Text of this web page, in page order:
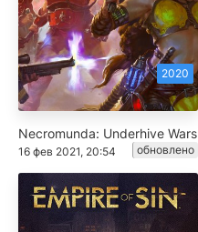
2020
Necromunda: Underhive Wars
16 фев 2021, 20:54 обновлено